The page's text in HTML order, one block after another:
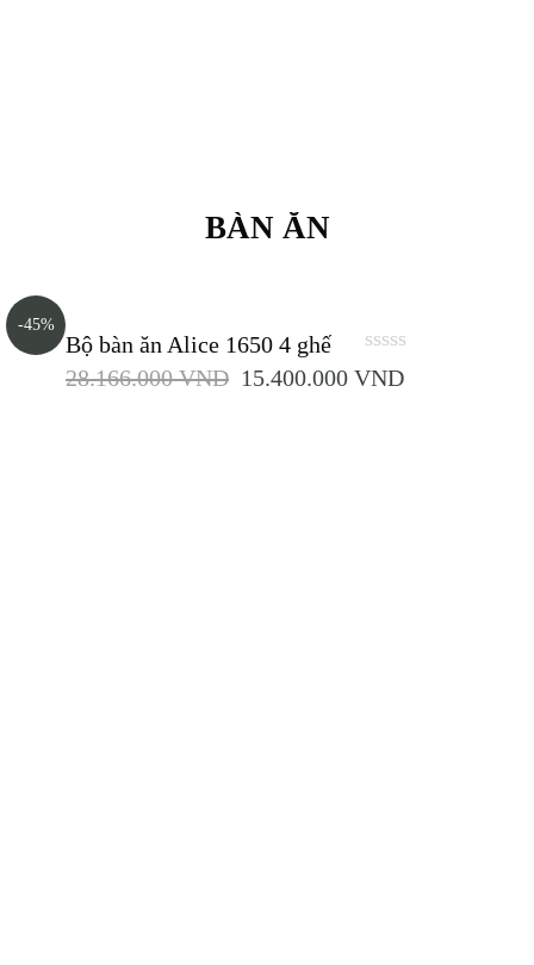
BÀN ĂN
-45%
0
out
Bộ bàn ăn Alice 1650 4 ghế
28.166.000VND 15.400.000 VND